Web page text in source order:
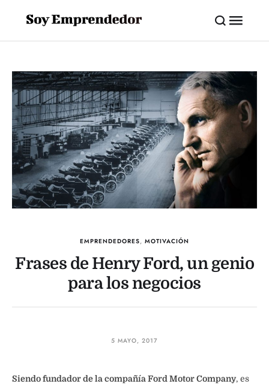
EMPRENDEDORES, MOTIVACIÓN
Frases de Henry Ford, un genio
para los negocios
5 MAYO, 2017
Siendo fundador de la compañía Ford Motor Company, es